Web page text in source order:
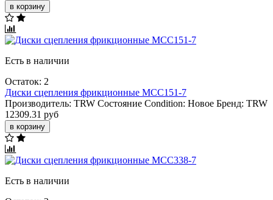
в корзину
Есть в наличии
Остаток: 2
Диски сцепления фрикционные MCC151-7
Производитель: TRW Состояние Condition: Новое Бренд: TRW
12309.31 руб
в корзину
Есть в наличии